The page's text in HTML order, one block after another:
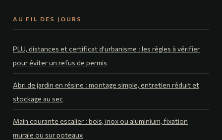
AU FIL DES JOURS
PLU, distances et certificat d’urbanisme : les règles à vérifier
pour éviter un refus de permis
Abri de jardin en résine : montage simple, entretien réduit et
stockage au sec
Main courante escalier : bois, inox ou aluminium, fixation
murale ou sur poteaux